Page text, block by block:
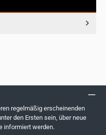
regelmäßig erscheinenden
den Ersten sein, über neue
informiert werden.